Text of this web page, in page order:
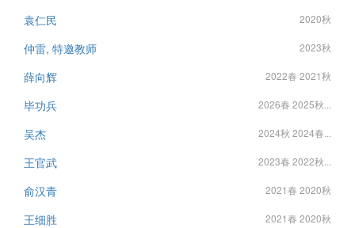
袁仁民 2020秋
仲雷, 特邀教师 2023秋
薛向辉 2022春 2021秋
毕功兵 2026春 2025秋...
吴杰 2024秋 2024春...
王官武 2023春 2022秋...
俞汉青 2021春 2020秋
王细胜 2021春 2020秋